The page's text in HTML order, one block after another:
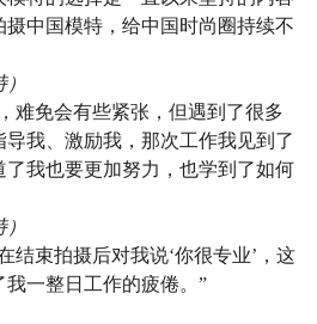
中国模特，给中国时尚圈持续不
难免会有些紧张，但遇到了很多
我、激励我，那次工作我见到了
我也要更加努力，也学到了如何
结束拍摄后对我说‘你很专业’，这
一整日工作的疲倦。”